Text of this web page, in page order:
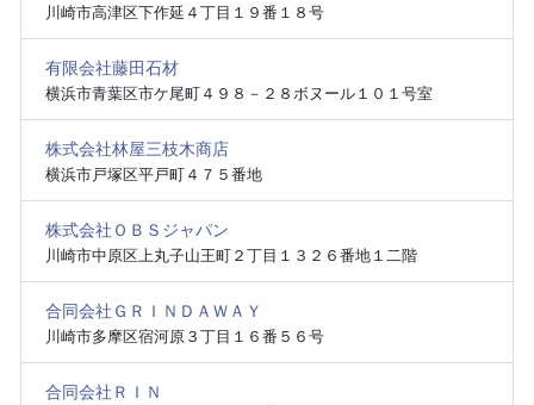
川崎市高津区下作延４丁目１９番１８号
有限会社藤田石材
横浜市青葉区市ケ尾町４９８－２８ボヌール１０１号室
株式会社林屋三枝木商店
横浜市戸塚区平戸町４７５番地
株式会社ＯＢＳジャパン
川崎市中原区上丸子山王町２丁目１３２６番地１二階
合同会社ＧＲＩＮＤＡＷＡＹ
川崎市多摩区宿河原３丁目１６番５６号
合同会社ＲＩＮ